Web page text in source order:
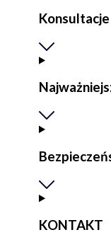
KONTAKT